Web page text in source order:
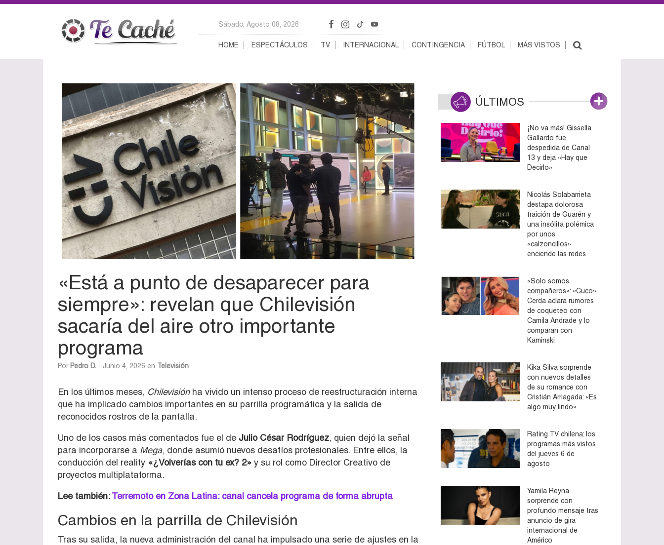
Sábado, Agosto 08, 2026
HOME ESPECTÁCULOS TV INTERNACIONAL CONTINGENCIA FÚTBOL MÁS VISTOS
«Está a punto de desaparecer para
siempre»: revelan que Chilevisión
sacaría del aire otro importante
programa
Por Pedro D. - Junio 4, 2026 en Televisión
En los últimos meses, Chilevisiónha vivido un intenso proceso de reestructuración interna
que ha implicado cambios importantes en su parrilla programática y la salida de
reconocidos rostros de la pantalla.
Uno de los casos más comentados fue el de Julio César Rodríguez, quien dejó la señal
para incorporarse a Mega, donde asumió nuevos desafíos profesionales. Entre ellos, la
conducción del reality «¿Volverías con tu ex? 2» y su rol como Director Creativo de
proyectos multiplataforma.
Lee también:Terremoto en Zona Latina: canal cancela programa de forma abrupta
Cambios en la parrilla de Chilevisión
Tras su salida, la nueva administración del canal ha impulsado una serie de ajustes en la
ÚLTIMOS
¡No va más! Gissella
Gallardo fue
despedida de Canal
13 y deja «Hay que
Decirlo»
Nicolás Solabarrieta
destapa dolorosa
traición de Guarén y
una insólita polémica
por unos
«calzoncillos»
enciende las redes
«Solo somos
compañeros»: «Cuco»
Cerda aclara rumores
de coqueteo con
Camila Andrade y lo
comparan con
Kaminski
Kika Silva sorprende
con nuevos detalles
de su romance con
Cristián Arriagada: «Es
algo muy lindo»
Rating TV chilena: los
programas más vistos
del jueves 6 de
agosto
Yamila Reyna
sorprende con
profundo mensaje tras
anuncio de gira
internacional de
Américo